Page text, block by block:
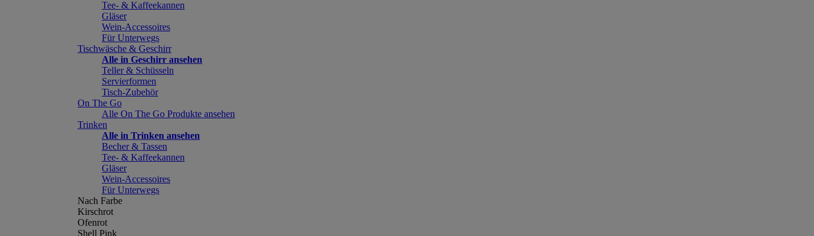
Tee- & Kaffeekannen
Gläser
Wein-Accessoires
Für Unterwegs
Tischwäsche & Geschirr
Alle in Geschirr ansehen
Teller & Schüsseln
Servierformen
Tisch-Zubehör
On The Go
Alle On The Go Produkte ansehen
Trinken
Alle in Trinken ansehen
Becher & Tassen
Tee- & Kaffeekannen
Gläser
Wein-Accessoires
Für Unterwegs
Nach Farbe
Kirschrot
Ofenrot
Shell Pink